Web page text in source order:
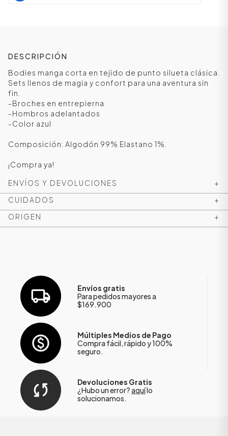
DESCRIPCIÓN
Bodies manga corta en tejido de punto silueta clásica.
Sets llenos de magia y confort para una aventura sin
fin.
-Broches en entrepierna
-Hombros adelantados
-Color azul
Composición: Algodón 99% Elastano 1%.
¡Compra ya!
ENVÍOS Y DEVOLUCIONES
+
CUIDADOS
+
ORIGEN
+
Envíos gratis
Para pedidos mayores a
$169.900
Múltiples Medios de Pago
Compra fácil, rápido y 100%
seguro.
Devoluciones Gratis
¿Hubo un error?aquílo
solucionamos.